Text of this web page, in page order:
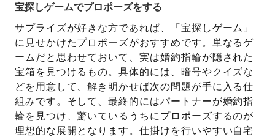
宝探しゲームでプロポーズをする
サプライズが好きな方であれば、「宝探しゲーム」
に見せかけたプロポーズがおすすめです。単なるゲ
ームだと思わせておいて、実は婚約指輪が隠された
宝箱を見つけるもの。具体的には、暗号やクイズな
どを用意して、解き明かせば次の問題が手に入る仕
組みです。そして、最終的にはパートナーが婚約指
輪を見つけ、驚いているうちにプロポーズするのが
理想的な展開となります。仕掛けを行いやすい自宅